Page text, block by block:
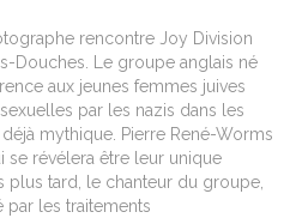
rencontre Joy Division
Douches. Le groupe anglais né
aux jeunes femmes juives
par les nazis dans les
mythique. Pierre René-Worms
se révélera être leur unique
plus tard, le chanteur du groupe,
par les traitements